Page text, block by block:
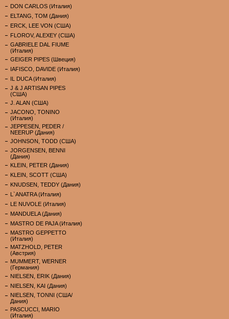
DON CARLOS (Италия)
ELTANG, TOM (Дания)
ERCK, LEE VON (США)
FLOROV, ALEXEY (США)
GABRIELE DAL FIUME
(Италия)
GEIGER PIPES (Швеция)
IAFISCO, DAVIDE (Италия)
IL DUCA (Италия)
J & J ARTISAN PIPES
(США)
J. ALAN (США)
JACONO, TONINO
(Италия)
JEPPESEN, PEDER /
NEERUP (Дания)
JOHNSON, TODD (США)
JORGENSEN, BENNI
(Дания)
KLEIN, PETER (Дания)
KLEIN, SCOTT (США)
KNUDSEN, TEDDY (Дания)
L`ANATRA (Италия)
LE NUVOLE (Италия)
MANDUELA (Дания)
MASTRO DE PAJA (Италия)
MASTRO GEPPETTO
(Италия)
MATZHOLD, PETER
(Австрия)
MUMMERT, WERNER
(Германия)
NIELSEN, ERIK (Дания)
NIELSEN, KAI (Дания)
NIELSEN, TONNI (США/
Дания)
PASCUCCI, MARIO
(Италия)